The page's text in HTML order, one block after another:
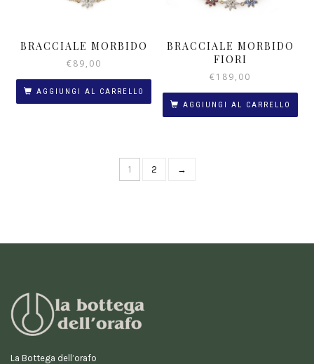
BRACCIALE MORBIDO
€89,00
AGGIUNGI AL CARRELLO
BRACCIALE MORBIDO
FIORI
€189,00
AGGIUNGI AL CARRELLO
1 2 →
La Bottega dell’orafo